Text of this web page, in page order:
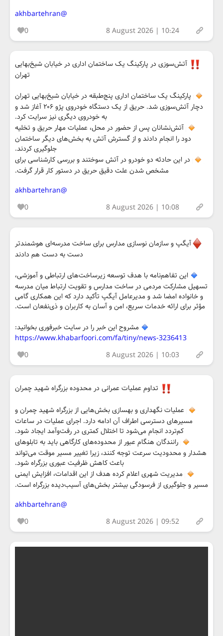
@akhbartehran
0
8 August 2026 | 10:24
آتش‌سوزی در پارکینگ یک ساختمان اداری در خیابان شیخ‌بهایی
تهران
پارکینگ یک ساختمان اداری پنج‌طبقه در خیابان شیخ‌بهایی تهران
دچار آتش‌سوزی شد. حریق از یک دستگاه خودروی پژو ۲۰۶ آغاز شد و
به خودروی دیگری نیز سرایت کرد.
آتش‌نشانان پس از حضور در محل، عملیات مهار حریق و تخلیه
دود را انجام دادند و از گسترش آتش به بخش‌های دیگر ساختمان
جلوگیری کردند.
در این حادثه دو خودرو در آتش سوختند و بررسی کارشناسی برای
مشخص شدن علت دقیق حریق در دستور کار قرار گرفت.
@akhbartehran
0
8 August 2026 | 10:08
آیگپ و سازمان نوسازی مدارس برای ساخت مدرسه‌ای هوشمندتر
دست به دست هم دادند
این تفاهم‌نامه با هدف توسعه زیرساخت‌های ارتباطی و آموزشی،
تسهیل مشارکت مردمی در ساخت مدارس و تقویت ارتباط میان مدرسه
و خانواده امضا شد و مدیرعامل آیگپ تأکید دارد که این همکاری گامی
مؤثر برای ارائه خدمات سریع، امن و آسان به کاربران و ذی‌نفعان است.
مشروح این خبر را در سایت خبرفوری بخوانید:
https://www.khabarfoori.com/fa/tiny/news-3236413
0
8 August 2026 | 10:03
تداوم عملیات عمرانی در محدوده بزرگراه شهید چمران
عملیات نگهداری و بهسازی بخش‌هایی از بزرگراه شهید چمران و
مسیرهای دسترسی اطراف آن ادامه دارد. اجرای عملیات در ساعات
کم‌تردد انجام می‌شود تا اختلال کمتری در رفت‌وآمد ایجاد شود.
رانندگان هنگام عبور از محدوده‌های کارگاهی باید به تابلوهای
هشدار و محدودیت سرعت توجه کنند، زیرا تغییر مسیر موقت می‌تواند
باعث کاهش ظرفیت عبوری بزرگراه شود.
مدیریت شهری اعلام کرده هدف از این اقدامات، افزایش ایمنی
مسیر و جلوگیری از فرسودگی بیشتر بخش‌های آسیب‌دیده بزرگراه است.
@akhbartehran
0
8 August 2026 | 09:52